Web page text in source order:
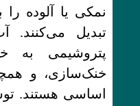
نمکی یا آلوده
تبدیل می‌کنند.
پتروشیمی به
خنک‌سازی، و
اساسی هستند.